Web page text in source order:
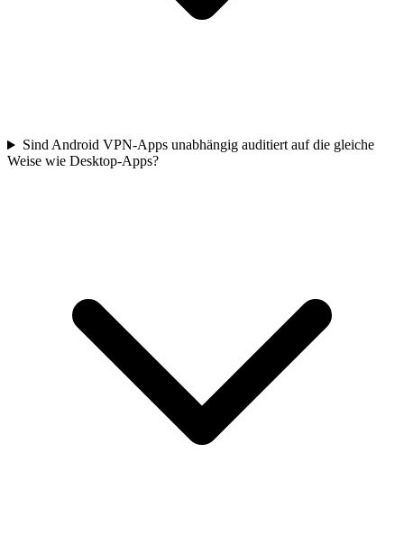
Sind Android VPN-Apps unabhängig auditiert auf die gleiche
Weise wie Desktop-Apps?